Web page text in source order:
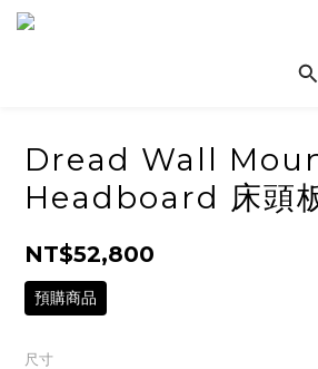
Dread Wall
Headboard 床頭
NT$52,800
預購商品
尺寸